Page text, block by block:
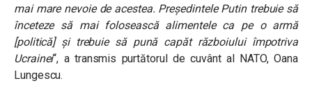
mai mare nevoie de acestea. Președintele Putin trebuie să
înceteze să mai folosească alimentele ca pe o armă
[politică] și trebuie să pună capăt războiului împotriva
Ucrainei“, a transmis purtătorul de cuvânt al NATO, Oana
Lungescu.